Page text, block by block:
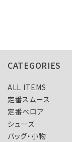
CATEGORIES
ALL ITEMS
定番スムース
定番ベロア
シューズ
バッグ・小物